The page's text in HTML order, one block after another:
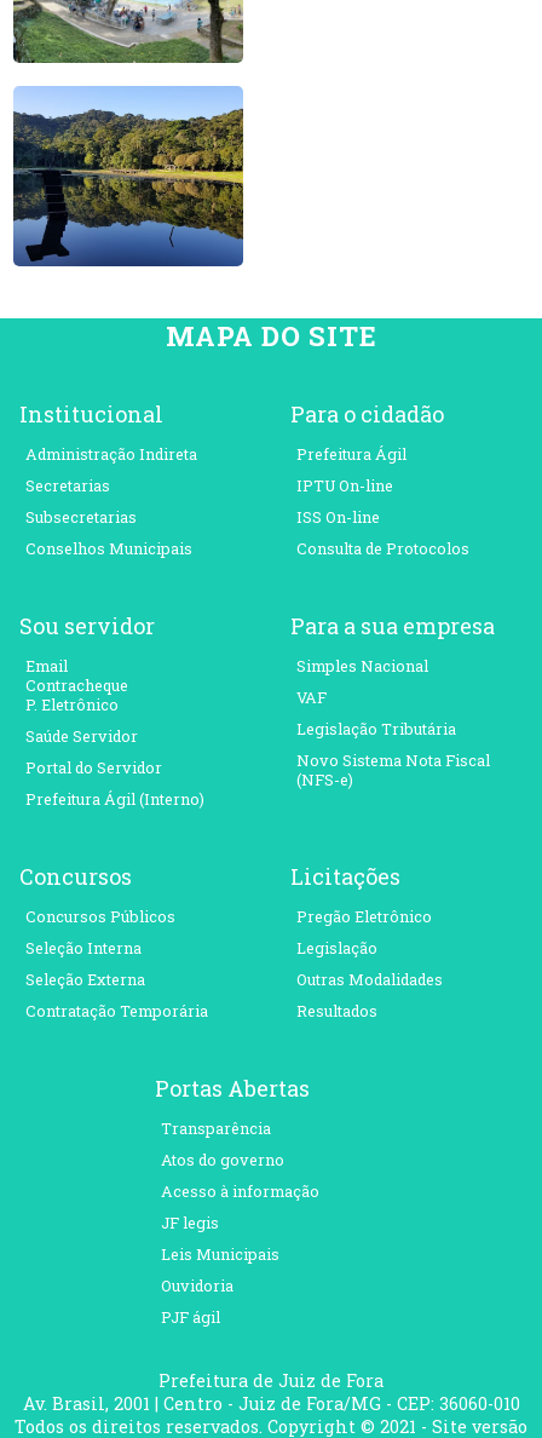
MAPA DO SITE
Institucional
Administração Indireta
Secretarias
Subsecretarias
Conselhos Municipais
Para o cidadão
Prefeitura Ágil
IPTU On-line
ISS On-line
Consulta de Protocolos
Sou servidor
Email
Contracheque
P. Eletrônico
Saúde Servidor
Portal do Servidor
Prefeitura Ágil (Interno)
Para a sua empresa
Simples Nacional
VAF
Legislação Tributária
Novo Sistema Nota Fiscal
(NFS-e)
Concursos
Concursos Públicos
Seleção Interna
Seleção Externa
Contratação Temporária
Licitações
Pregão Eletrônico
Legislação
Outras Modalidades
Resultados
Portas Abertas
Transparência
Atos do governo
Acesso à informação
JF legis
Leis Municipais
Ouvidoria
PJF ágil
Prefeitura de Juiz de Fora
Av. Brasil, 2001 | Centro - Juiz de Fora/MG - CEP: 36060-010
Todos os direitos reservados. Copyright © 2021 - Site versão